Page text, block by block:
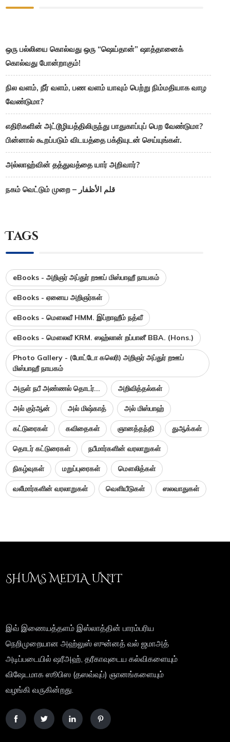
ஒரு பல்லியை கொல்வது ஒரு “ஷெய்தான்” ஷாத்தானைக்
கொல்வது போன்றாகும்!
நில வளம், நீர் வளம், பண வளம் யாவும் பெற்று நிம்மதியாக வாழ
வேண்டுமா?
எதிரிகளின் அட்டூழியத்திலிருந்து பாதுகாப்புப் பெற வேண்டுமா?
பின்னால் கூறப்படும் விடயத்தை பக்தியுடன் செய்யுங்கள்.
அல்லாஹ்வின் தத்துவத்தை யார் அறிவார்?
நகம் வெட்டும் முறை – قلم الأظفار
Tags
eBooks - அறிஞர் அப்துர் றஊப் மிஸ்பாஹீ நாயகம்
eBooks - ஏனைய அறிஞர்கள்
eBooks - மௌலவீ HMM. இப்றாஹீம் நத்வீ
eBooks - மௌலவீ KRM. ஸஹ்லான் றப்பானீ BBA. (Hons.)
Photo Gallery - (போட்டோ கலெரி) அறிஞர் அப்துர் றஊப்
மிஸ்பாஹீ நாயகம்
அருள் நபீ அண்ணல் தொடர்... அறிவித்தல்கள்
அல் குர்ஆன் அல் மிஷ்காத் அல் மிஸ்பாஹ்
கட்டுரைகள் கவிதைகள் ஞானத்தந்தி துஆக்கள்
தொடர் கட்டுரைகள் நபீமார்களின் வரலாறுகள்
நிகழ்வுகள் மறுப்புரைகள் மௌலித்கள்
வலீமார்களின் வரலாறுகள் வெளியீடுகள் ஸலவாதுகள்
SHUMS MEDIA UNIT
இவ் இணையத்தளம் இஸ்லாத்தின் பாரம்பரிய
நெறிமுறையான அஹ்லுஸ் ஸுன்னத் வல் ஜமாஅத்
அடிப்படையில் ஷரீஅஹ், தரீகாவுடைய கல்விகளையும்
விஷேடமாக ஸூபிஸ (தஸவ்வுப்) ஞானங்களையும்
வழங்கி வருகின்றது.